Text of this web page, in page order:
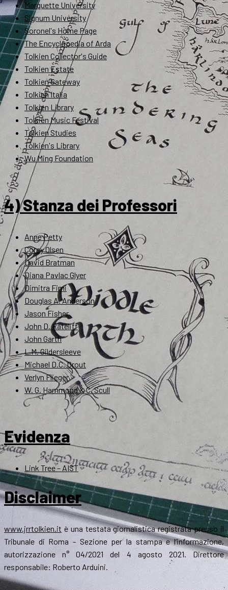
Marquette University
Signum University
Soronel's Home Page
The Encyclopedia of Arda
Tolkien Collector's Guide
Tolkien Estate
Tolkien Gateway
Tolkien Italia
Tolkien Library
Tolkien Music Festival
Tolkien Studies
Tolkien's Library
Wu Ming Foundation
4) Stanza dei Professori
Anne Petty
Corey Olsen
David Bratman
Diana Pavlac Glyer
Dimitra Fimi
Douglas A. Anderson
Jason Fisher
John D. Rateliff
John Garth
L.M. Gildersleeve
Michael D.C. Drout
Verlyn Flieger
W. G. Hammond & C. Scull
Evidenza
Link Tree – AIST
Disclaimer
www.jrrtolkien.it è una testata giornalistica registrata presso il
Tribunale di Roma - Sezione per la stampa e l’informazione,
autorizzazione n° 04/2021 del 4 agosto 2021. Direttore
responsabile: Roberto Arduini.